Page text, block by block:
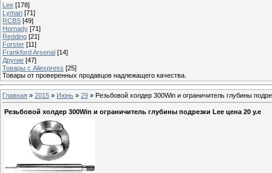
Lee [178]
Lyman [71]
RCBS [49]
Hornady [71]
Redding [21]
Forster [11]
Frankford Arsenal [14]
Другие [47]
Товары с Aliexpress [25]
Товары от проверенных продавцов надлежащего качества.
Главная » 2015 » Июнь » 29 » Резьбовой холдер 300Win и ограничитель глубины
Резьбовой холдер 300Win и ограничитель глубины подрезки Lee цена 20 у.е